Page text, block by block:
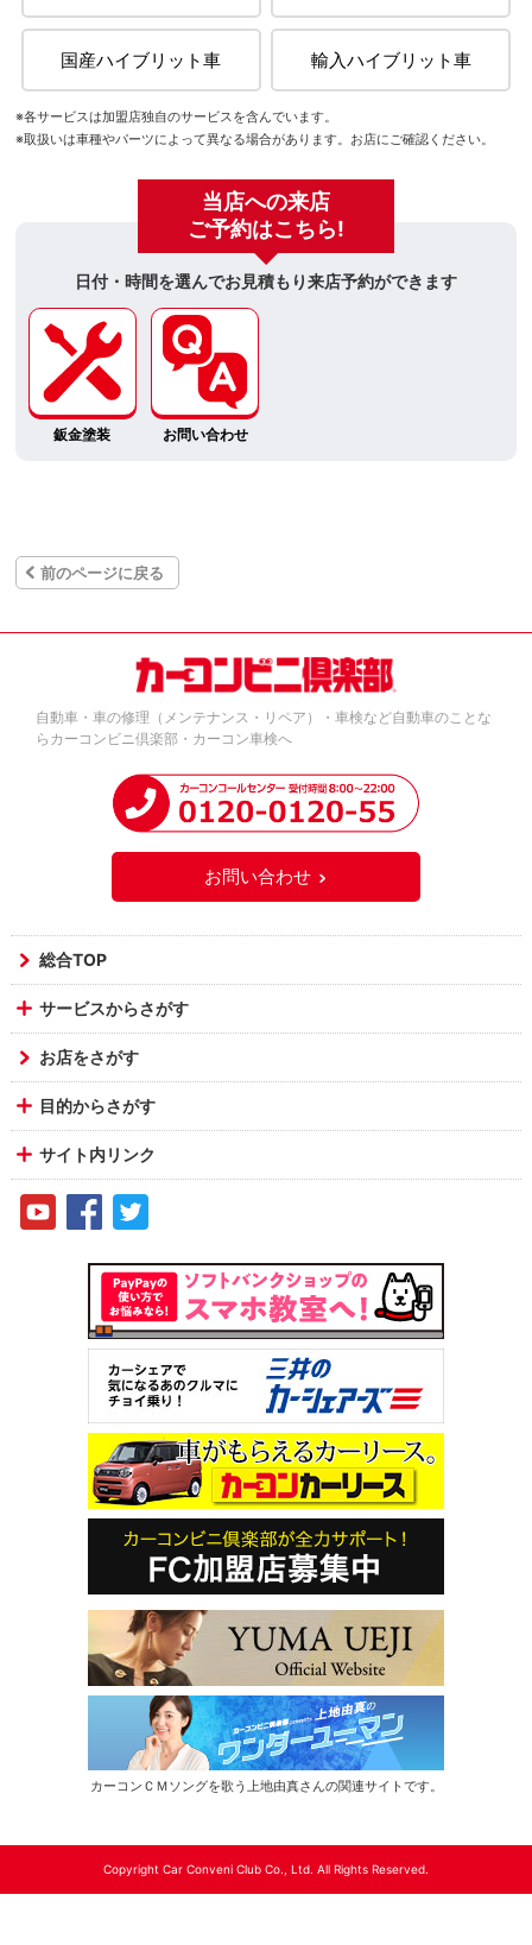
国産ハイブリット車 輸入ハイブリット車
※各サービスは加盟店独自のサービスを含んでいます。
※取扱いは車種やパーツによって異なる場合があります。お店にご確認ください。
当店への来店
ご予約はこちら!
日付・時間を選んでお見積もり来店予約ができます
鈑金塗装 お問い合わせ
前のページに戻る
自動車・車の修理（メンテナンス・リペア）・車検など自動車のことな
らカーコンビニ倶楽部・カーコン車検へ
お問い合わせ
総合TOP
サービスからさがす
お店をさがす
目的からさがす
サイト内リンク
カーコンＣＭソングを歌う上地由真さんの関連サイトです。
Copyright Car Conveni Club Co., Ltd. All Rights Reserved.